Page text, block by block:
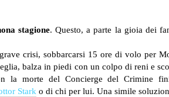
stagione. Questo, a parte la gioia dei
crisi, sobbarcarsi 15 ore di volo per
balza in piedi con un colpo di reni e
la morte del Concierge del Crimine
Stark o di chi per lui. Una simile